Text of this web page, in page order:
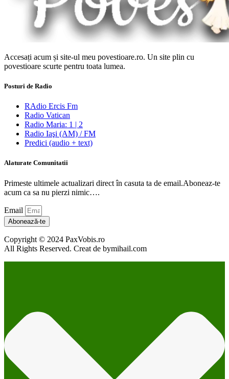
Accesați acum și site-ul meu povestioare.ro. Un site plin cu
povestioare scurte pentru toata lumea.
Posturi de Radio
RAdio Ercis Fm
Radio Vatican
Radio Maria: 1 | 2
Radio Iaşi (AM) / FM
Predici (audio + text)
Alaturate Comunitatii
Primeste ultimele actualizari direct în casuta ta de email.Aboneaz-te
acum ca sa nu pierzi nimic….
Email
Abonează-te
Copyright © 2024 PaxVobis.ro
All Rights Reserved. Creat de bymihail.com